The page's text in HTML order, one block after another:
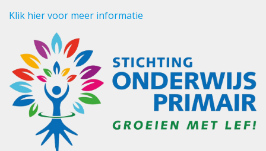
Klik hier voor meer informatie